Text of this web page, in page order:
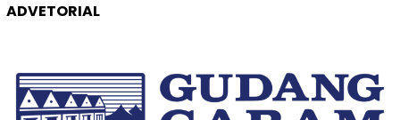
ADVETORIAL